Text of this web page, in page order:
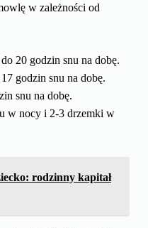
w zależności od
20 godzin snu na dobę.
godzin snu na dobę.
snu na dobę.
w nocy i 2-3 drzemki w
rodzinny kapitał